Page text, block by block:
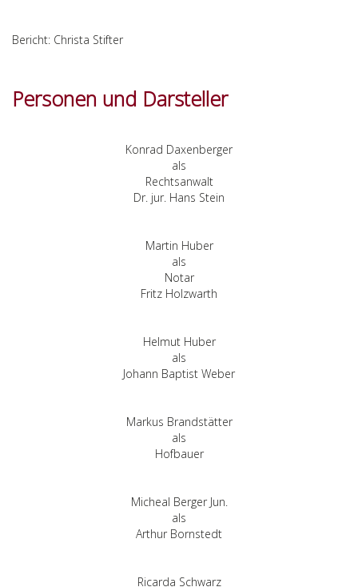
Bericht: Christa Stifter
Personen und Darsteller
Konrad Daxenberger
als
Rechtsanwalt
Dr. jur. Hans Stein
Martin Huber
als
Notar
Fritz Holzwarth
Helmut Huber
als
Johann Baptist Weber
Markus Brandstätter
als
Hofbauer
Micheal Berger Jun.
als
Arthur Bornstedt
Ricarda Schwarz